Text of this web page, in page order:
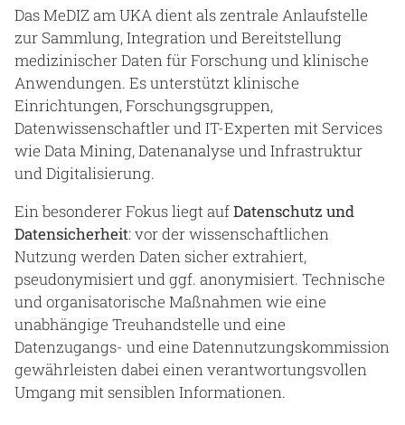
Das MeDIZ am UKA dient als zentrale Anlaufstelle
zur Sammlung, Integration und Bereitstellung
medizinischer Daten für Forschung und klinische
Anwendungen. Es unterstützt klinische
Einrichtungen, Forschungsgruppen,
Datenwissenschaftler und IT-Experten mit Services
wie Data Mining, Datenanalyse und Infrastruktur
und Digitalisierung.
Ein besonderer Fokus liegt aufDatenschutz und
Datensicherheit: vor der wissenschaftlichen
Nutzung werden Daten sicher extrahiert,
pseudonymisiert und ggf. anonymisiert. Technische
und organisatorische Maßnahmen wie eine
unabhängige Treuhandstelle und eine
Datenzugangs- und eine Datennutzungskommission
gewährleisten dabei einen verantwortungsvollen
Umgang mit sensiblen Informationen.